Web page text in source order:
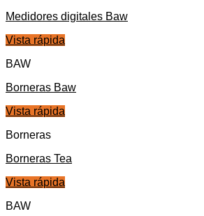
Medidores digitales Baw
Vista rápida
BAW
Borneras Baw
Vista rápida
Borneras
Borneras Tea
Vista rápida
BAW